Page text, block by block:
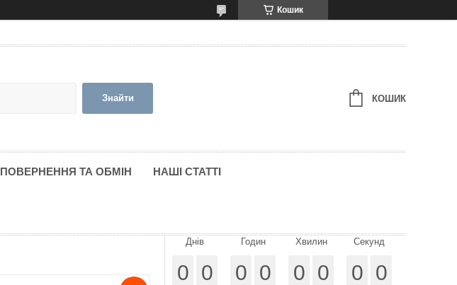
Кошик
Знайти КОШИК
ПОВЕРНЕННЯ ТА ОБМІН НАШІ СТАТТІ
Днів
0 0
Годин
0 0
Хвилин
0 0
Секунд
0 0